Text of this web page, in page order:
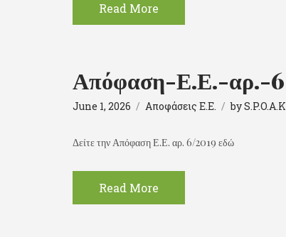
Read More
Απόφαση-Ε.Ε.-αρ.-6
June 1, 2026 Αποφάσεις Ε.Ε. byS.P.O.A.K
Δείτε την Απόφαση Ε.Ε. αρ. 6/2019 εδώ
Read More